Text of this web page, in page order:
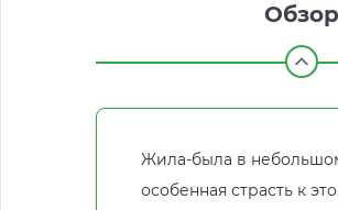
Обзор
Жила-была в
особенная страсть к